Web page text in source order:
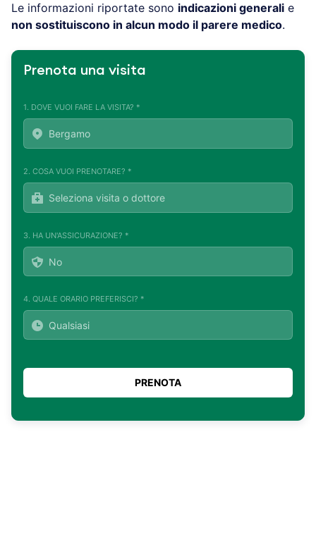
Le informazioni riportate sono indicazioni generali e
non sostituiscono in alcun modo il parere medico.
Prenota una visita
1. DOVE VUOI FARE LA VISITA? *
2. COSA VUOI PRENOTARE? *
3. HA UN'ASSICURAZIONE? *
4. QUALE ORARIO PREFERISCI? *